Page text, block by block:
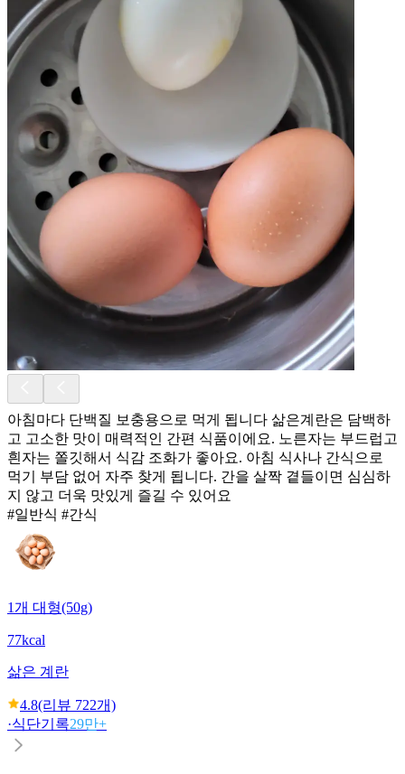
아침마다 단백질 보충용으로 먹게 됩니다 삶은계란은 담백하
고 고소한 맛이 매력적인 간편 식품이에요. 노른자는 부드럽고
흰자는 쫄깃해서 식감 조화가 좋아요. 아침 식사나 간식으로
먹기 부담 없어 자주 찾게 됩니다. 간을 살짝 곁들이면 심심하
지 않고 더욱 맛있게 즐길 수 있어요
#일반식 #간식
1개 대형(50g)
77kcal
삶은 계란
4.8(리뷰 722개)
·식단기록29만+